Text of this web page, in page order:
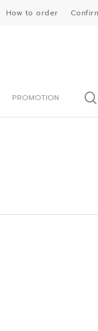
How to order
PROMOTION